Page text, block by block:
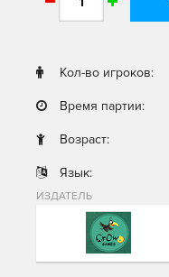
Кол-во игроков:
Время партии:
Возраст:
Язык:
ИЗДАТЕЛЬ